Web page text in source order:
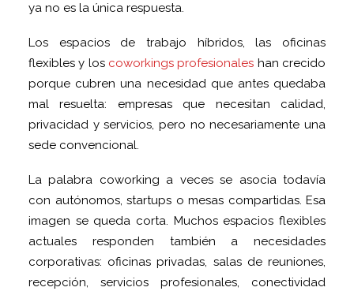
ya no es la única respuesta.
Los espacios de trabajo híbridos, las oficinas
flexibles y los coworkings profesionales han crecido
porque cubren una necesidad que antes quedaba
mal resuelta: empresas que necesitan calidad,
privacidad y servicios, pero no necesariamente una
sede convencional.
La palabra coworking a veces se asocia todavía
con autónomos, startups o mesas compartidas. Esa
imagen se queda corta. Muchos espacios flexibles
actuales responden también a necesidades
corporativas: oficinas privadas, salas de reuniones,
recepción, servicios profesionales, conectividad